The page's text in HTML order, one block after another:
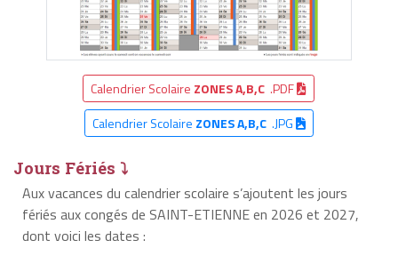
Calendrier Scolaire ZONES A,B,C .PDF
Calendrier Scolaire ZONES A,B,C.JPG
Jours Fériés ⤵
Aux vacances du calendrier scolaire s’ajoutent les jours
fériés aux congés de SAINT-ETIENNE en 2026 et 2027,
dont voici les dates :